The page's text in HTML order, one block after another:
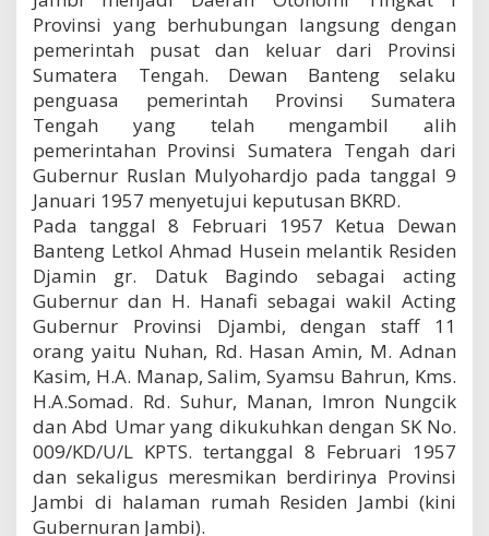
Provinsi yang berhubungan langsung dengan
pemerintah pusat dan keluar dari Provinsi
Sumatera Tengah. Dewan Banteng selaku
penguasa pemerintah Provinsi Sumatera
Tengah yang telah mengambil alih
pemerintahan Provinsi Sumatera Tengah dari
Gubernur Ruslan Mulyohardjo pada tanggal 9
Januari 1957 menyetujui keputusan BKRD.
Pada tanggal 8 Februari 1957 Ketua Dewan
Banteng Letkol Ahmad Husein melantik Residen
Djamin gr. Datuk Bagindo sebagai acting
Gubernur dan H. Hanafi sebagai wakil Acting
Gubernur Provinsi Djambi, dengan staff 11
orang yaitu Nuhan, Rd. Hasan Amin, M. Adnan
Kasim, H.A. Manap, Salim, Syamsu Bahrun, Kms.
H.A.Somad. Rd. Suhur, Manan, Imron Nungcik
dan Abd Umar yang dikukuhkan dengan SK No.
009/KD/U/L KPTS. tertanggal 8 Februari 1957
dan sekaligus meresmikan berdirinya Provinsi
Jambi di halaman rumah Residen Jambi (kini
Gubernuran Jambi).